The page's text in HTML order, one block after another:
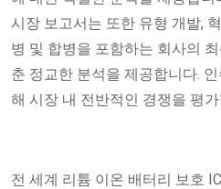
시장 보고서는 또한 유형 개발,
병 및 합병을 포함하는 회사의
춘 정교한 분석을 제공합니다.
해 시장 내 전반적인 경쟁을 평
전 세계 리튬 이온 배터리 보호